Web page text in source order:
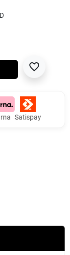
favorite_border
Satispay